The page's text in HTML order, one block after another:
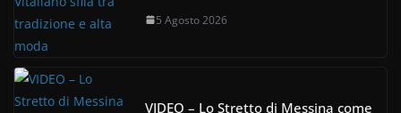
5 Agosto 2026
VIDEO – Lo Stretto di Messina come